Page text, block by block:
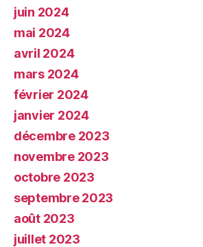
juin 2024
mai 2024
avril 2024
mars 2024
février 2024
janvier 2024
décembre 2023
novembre 2023
octobre 2023
septembre 2023
août 2023
juillet 2023